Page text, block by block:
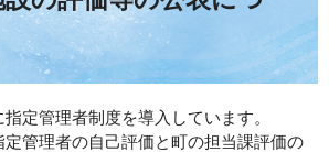
定管理者制度を導入しています。
管理者の自己評価と町の担当課評価の